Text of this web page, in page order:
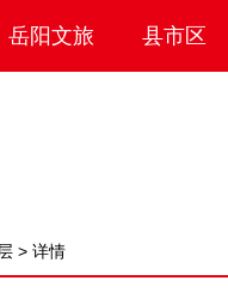
岳阳文旅 县市区
> 详情